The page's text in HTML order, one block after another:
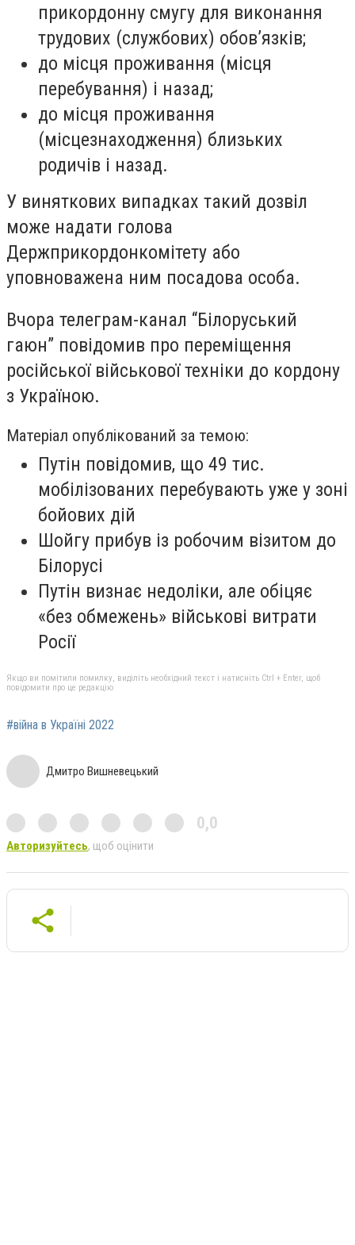
прикордонну смугу для виконання
трудових (службових) обов’язків;
до місця проживання (місця
перебування) і назад;
до місця проживання
(місцезнаходження) близьких
родичів і назад.
У виняткових випадках такий дозвіл
може надати голова
Держприкордонкомітету або
уповноважена ним посадова особа.
Вчора телеграм-канал “Білоруський
гаюн” повідомив про переміщення
російської військової техніки до кордону
з Україною.
Матеріал опублікований за темою:
Путін повідомив, що 49 тис.
мобілізованих перебувають уже у зоні
бойових дій
Шойгу прибув із робочим візитом до
Білорусі
Путін визнає недоліки, але обіцяє
«без обмежень» військові витрати
Росії
Якщо ви помітили помилку, виділіть необхідний текст і натисніть Ctrl + Enter, щоб
повідомити про це редакцію
#війна в Україні 2022
Дмитро Вишневецький
0,0
Авторизуйтесь, щоб оцінити